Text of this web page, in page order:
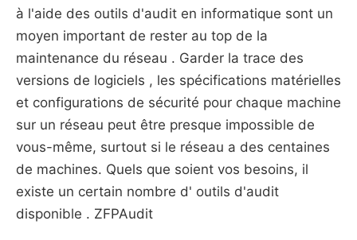
à l'aide des outils d'audit en informatique sont un
moyen important de rester au top de la
maintenance du réseau . Garder la trace des
versions de logiciels , les spécifications matérielles
et configurations de sécurité pour chaque machine
sur un réseau peut être presque impossible de
vous-même, surtout si le réseau a des centaines
de machines. Quels que soient vos besoins, il
existe un certain nombre d' outils d'audit
disponible . ZFPAudit